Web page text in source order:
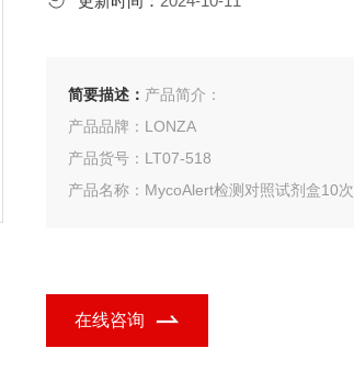
简要描述： 产品简介：
产品品牌：LONZA
产品货号：LT07-518
产品名称：MycoAlert检测对照试剂盒10次
在线咨询